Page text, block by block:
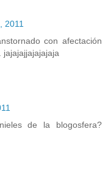
2011
con afectación
de la blogosfera?